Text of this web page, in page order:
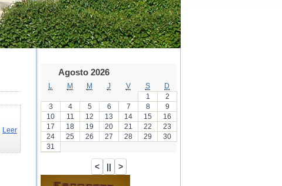
Leer
Agosto 2026
M M J V S
D
1
2
3
4 5 6 7 8
9
10
11 12 13 14 15
16
17
18 19 20 21 22
23
24
25 26 27 28 29
30
31